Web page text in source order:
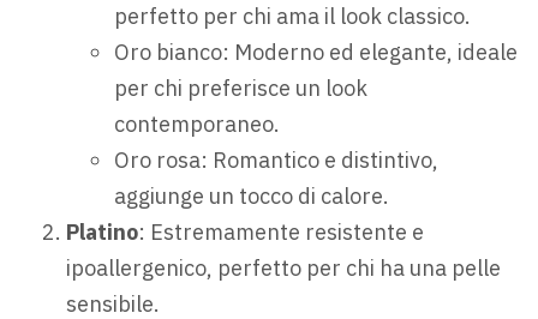
perfetto per chi ama il look classico.
Oro bianco: Moderno ed elegante, ideale
per chi preferisce un look
contemporaneo.
Oro rosa: Romantico e distintivo,
aggiunge un tocco di calore.
Platino: Estremamente resistente e
ipoallergenico, perfetto per chi ha una pelle
sensibile.